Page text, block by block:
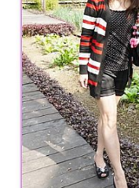
持、
吳
哥
窟
泰
國
旅
遊
書
作